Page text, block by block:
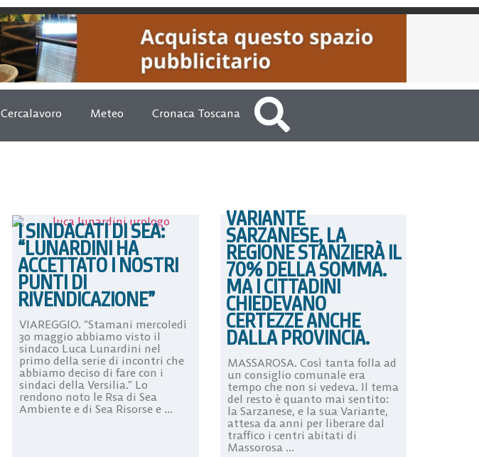
Cercalavoro Meteo Cronaca Toscana
I SINDACATI DI SEA:
“LUNARDINI HA
ACCETTATO I NOSTRI
PUNTI DI
RIVENDICAZIONE”
VIAREGGIO. “Stamani mercoledì
30 maggio abbiamo visto il
sindaco Luca Lunardini nel
primo della serie di incontri che
abbiamo deciso di fare con i
sindaci della Versilia.” Lo
rendono noto le Rsa di Sea
Ambiente e di Sea Risorse e ...
VARIANTE
SARZANESE, LA
REGIONE STANZIERÀ IL
70% DELLA SOMMA.
MA I CITTADINI
CHIEDEVANO
CERTEZZE ANCHE
DALLA PROVINCIA.
MASSAROSA. Così tanta folla ad
un consiglio comunale era
tempo che non si vedeva. Il tema
del resto è quanto mai sentito:
la Sarzanese, e la sua Variante,
attesa da anni per liberare dal
traffico i centri abitati di
Massorosa ...